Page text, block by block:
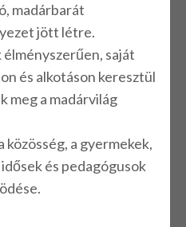
madárbarát
jött létre.
saját
és alkotáson keresztül
meg a madárvilág
közösség, a gyermekek,
idősek és pedagógusok